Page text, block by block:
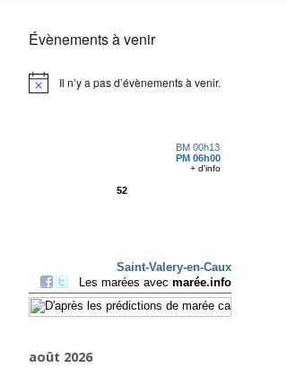
Évènements à venir
Il n’y a pas d’évènements à venir.
août 2026